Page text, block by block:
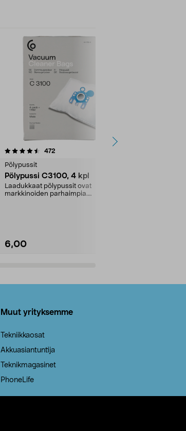
472
Pölypussit
Pölypussi C3100, 4 kpl
Laadukkaat pölypussit ovat
markkinoiden parhaimpia.
6,00
4.5viidestä
Muut yrityksemme
Tekniikkaosat
Akkuasiantuntija
Teknikmagasinet
PhoneLife